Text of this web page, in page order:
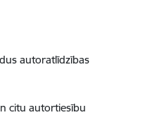
autoratlīdzības
citu autortiesību